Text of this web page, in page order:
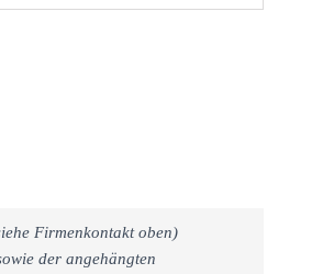
Firmenkontakt oben)
der angehängten